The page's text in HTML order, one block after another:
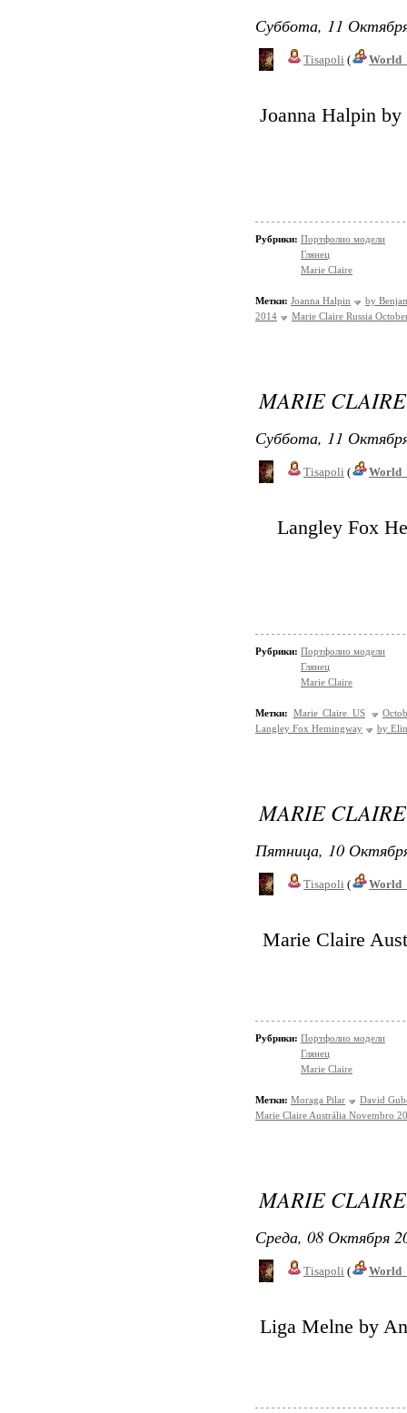
Суббота, 11
Tisapoli (
Joanna Halpin
Рубрики: Портфолио модели
Глянец
Marie Claire
Метки: Joanna Halpin
by
2014
Marie Claire Russia
MARIE
Суббота, 11
Tisapoli (
Langley Fox
Рубрики: Портфолио модели
Глянец
Marie Claire
Метки: Marie Claire US
Langley Fox Hemingway
by
MARIE
Пятница, 10
Tisapoli (
Marie Claire
Рубрики: Портфолио модели
Глянец
Marie Claire
Метки: Moraga Pilar
David
Marie Claire Austrália Novembro
MARIE
Среда, 08 Октября
Tisapoli (
Liga Melne by